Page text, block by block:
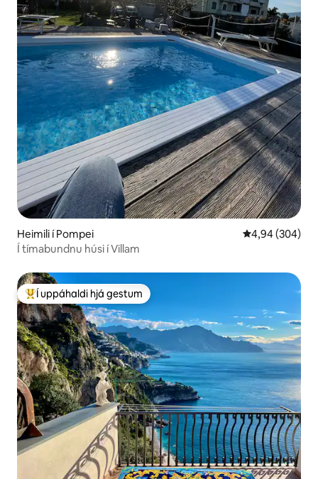
Heimili í Pompei 4,94 af 5 í
4,94 (304)
Í tímabundnu húsi í Villam
Í mestu uppáhaldi hjá gestum
Í uppáhaldi hjá gestum